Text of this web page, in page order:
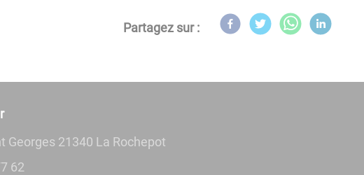
Partagez sur :
Georges 21340 La Rochepot
30